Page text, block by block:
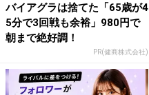
バイアグラは捨てた「65歳が4
5分で3回戦も余裕」980円で
朝まで絶好調！
PR(健商株式会社)